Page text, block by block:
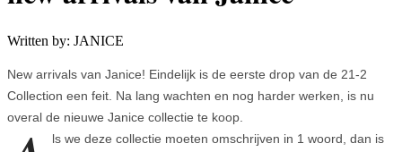
Written by: JANICE
New arrivals van Janice! Eindelijk is de eerste drop van de 21-2
Collection een feit. Na lang wachten en nog harder werken, is nu
overal de nieuwe Janice collectie te koop.
ls we deze collectie moeten omschrijven in 1 woord, dan is